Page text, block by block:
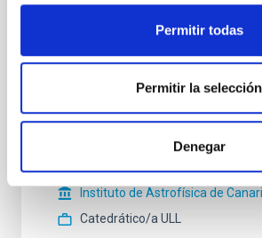
Permitir todas
Permitir la selección
Denegar
Vocal
Investigador/a Científico/a OPIS
Instituto de Astrofísica de
Catedrático/a ULL